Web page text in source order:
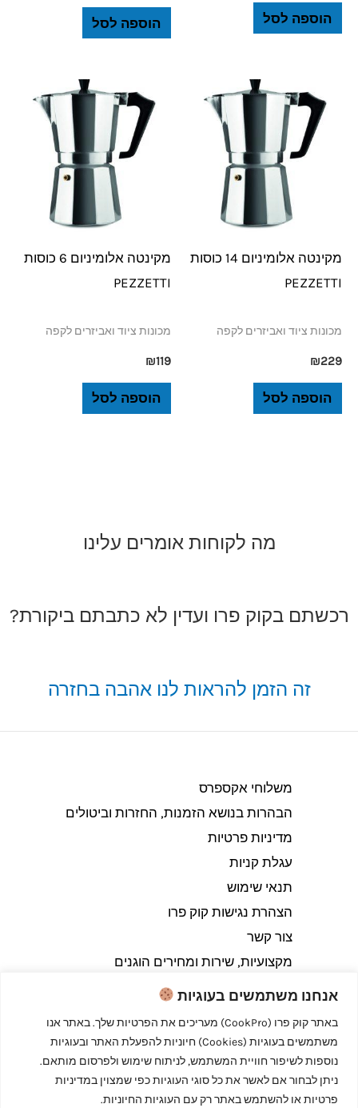
אנחנו משתמשים בעוגיות
באתר קוק פרו (CookPro) מעריכים את הפרטיות שלך. באתר אנו
משתמשים בעוגיות (Cookies) חיוניות להפעלת האתר ובעוגיות
נוספות לשיפור חוויית המשתמש, לניתוח שימוש ולפרסום מותאם.
ניתן לבחור אם לאשר את כל סוגי העוגיות כפי שמצוין במדיניות
פרטיות או להשתמש באתר רק עם העוגיות החיוניות.
הוספה לסל הוספה לסל
מקינטה אלומיניום 14 כוסות
PEZZETTI
מכונות ציוד ואביזרים לקפה
₪229
הוספה לסל
מקינטה אלומיניום 6 כוסות
PEZZETTI
מכונות ציוד ואביזרים לקפה
₪119
הוספה לסל
מה לקוחות אומרים עלינו
רכשתם בקוק פרו ועדין לא כתבתם ביקורת?
זה הזמן להראות לנו אהבה בחזרה
משלוחי אקספרס
הבהרות בנושא הזמנות, החזרות וביטולים​
מדיניות פרטיות
עגלת קניות
תנאי שימוש
הצהרת נגישות קוק פרו
צור קשר
מקצועיות, שירות ומחירים הוגנים
Copyright © 2026 קוק פרו - לבשל כמו מקצוענים